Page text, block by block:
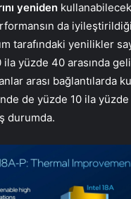
yeniden
da
tarafındaki yenilikler
yüzde 40 arasında
arası bağlantılarda
de yüzde 10 ila
durumda.